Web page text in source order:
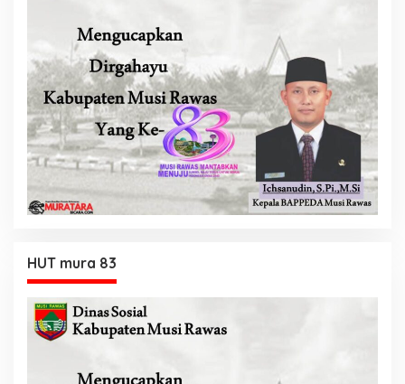
HUT mura 83